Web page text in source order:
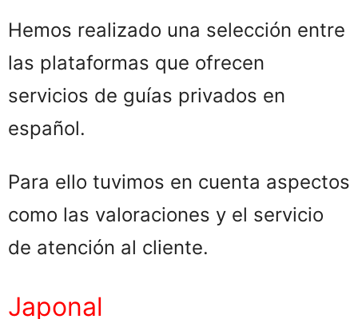
Hemos realizado una selección entre
las plataformas que ofrecen
servicios de guías privados en
español.
Para ello tuvimos en cuenta aspectos
como las valoraciones y el servicio
de atención al cliente.
Japonal